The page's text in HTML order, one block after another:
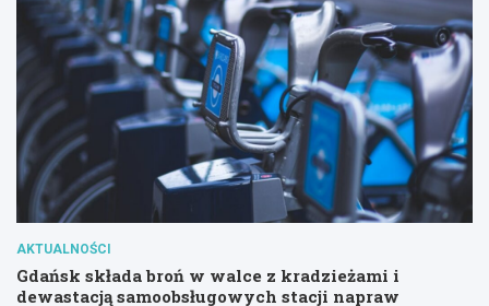
AKTUALNOŚCI
Gdańsk składa broń w walce z kradzieżami i
dewastacją samoobsługowych stacji napraw